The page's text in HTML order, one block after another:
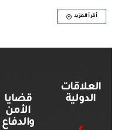
أقرأ المزيد
العلاقات
الدولية
قضايا
الأمن
والدفاع